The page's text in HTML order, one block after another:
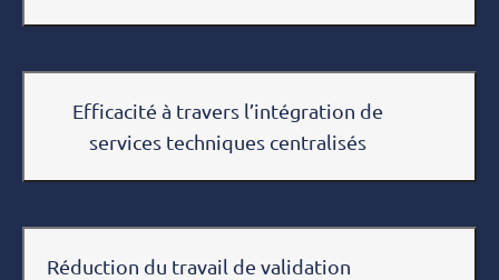
Efficacité à travers l’intégration de
services techniques centralisés
Réduction du travail de validation